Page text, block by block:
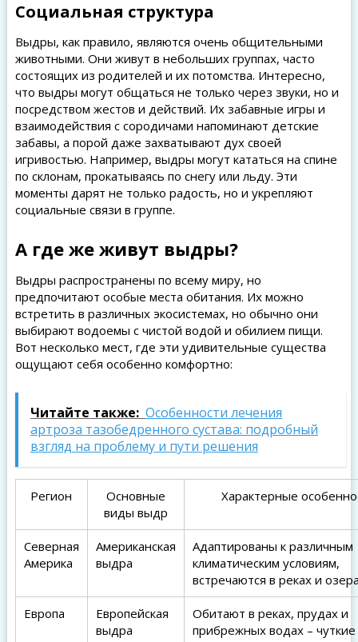
Социальная структура
Выдры, как правило, являются очень общительными
животными. Они живут в небольших группах, часто
состоящих из родителей и их потомства. Интересно,
что выдры могут общаться не только через звуки, но и
посредством жестов и действий. Их забавные игры и
взаимодействия с сородичами напоминают детские
забавы, а порой даже захватывают дух своей
игривостью. Например, выдры могут кататься на спине
по склонам, прокатываясь по снегу или льду. Эти
моменты дарят не только радость, но и укрепляют
социальные связи в группе.
А где же живут выдры?
Выдры распространены по всему миру, но
предпочитают особые места обитания. Их можно
встретить в различных экосистемах, но обычно они
выбирают водоемы с чистой водой и обилием пищи.
Вот несколько мест, где эти удивительные существа
ощущают себя особенно комфортно:
Читайте также: Особенности лечения
артроза тазобедренного сустава: подробный
взгляд на проблему и пути решения
Регион
Основные
виды выдр
Характерные
Северная
Америка
Американская
выдра
Адаптированы к различным
климатическим условиям,
встречаются в реках и
Европа
Европейская
выдра
Обитают в реках, прудах и
прибрежных водах – чуткие